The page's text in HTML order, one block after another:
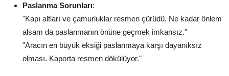
Paslanma Sorunları:
"Kapı altları ve çamurluklar resmen çürüdü. Ne kadar önlem
alsam da paslanmanın önüne geçmek imkansız."
"Aracın en büyük eksiği paslanmaya karşı dayanıksız
olması. Kaporta resmen dökülüyor."